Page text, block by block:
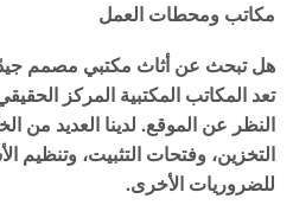
مكاتب ومحطات العمل
هل تبحث عن أثاث مكتبي مصمم
تعد المكاتب المكتبية المركز
النظر عن الموقع. لدينا العديد من
التخزين، وفتحات التثبيت، وتنظيم
للضروريات الأخرى.